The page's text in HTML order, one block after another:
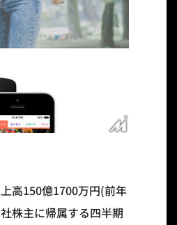
高150億1700万円(前年
株主に帰属する四半期